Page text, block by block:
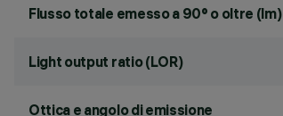
Flusso totale emesso a 90° o oltre (lm)
Light output ratio (LOR)
Ottica e angolo di emissione